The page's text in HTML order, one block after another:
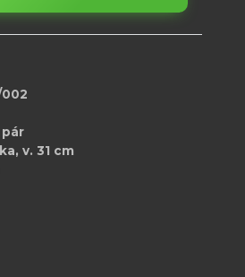
pár
v. 31 cm